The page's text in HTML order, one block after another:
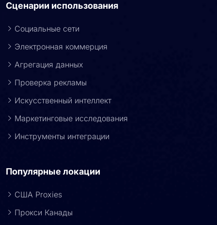
Сценарии использования
Социальные сети
Электронная коммерция
Агрегация данных
Проверка рекламы
Искусственный интеллект
Маркетинговые исследования
Инструменты интеграции
Популярные локации
США Proxies
Прокси Канады